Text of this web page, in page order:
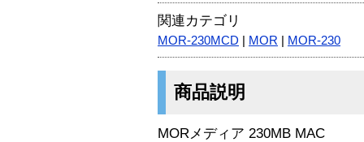
関連カテゴリ
MOR-230MCD MOR MOR-230
商品説明
MORメディア 230MB MAC